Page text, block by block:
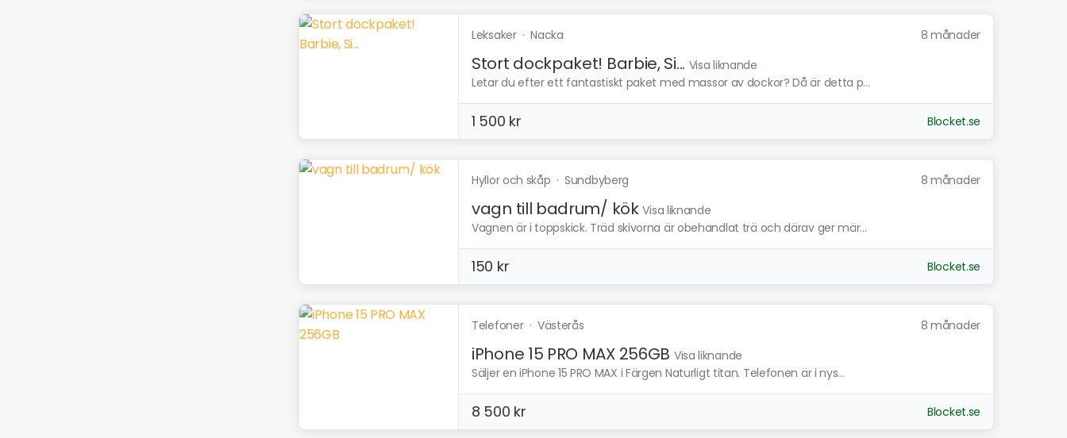
Leksaker·Nacka 8 månader
Stort dockpaket! Barbie, Si... Visa liknande
Letar du efter ett fantastiskt paket med massor av dockor? Då är detta p...
1 500 kr Blocket.se
Hyllor och skåp · Sundbyberg 8 månader
vagn till badrum/ kök Visa liknande
Vagnen är i toppskick. Träd skivorna är obehandlat trä och därav ger mär...
150 kr Blocket.se
Telefoner· Västerås 8 månader
iPhone 15 PRO MAX 256GB Visa liknande
Säljer en iPhone 15 PRO MAX i Färgen Naturligt titan. Telefonen är i nys...
8 500 kr Blocket.se